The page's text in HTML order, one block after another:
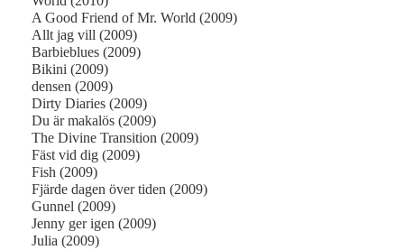
A Good Friend of Mr. World (2009)
Allt jag vill (2009)
Barbieblues (2009)
Bikini (2009)
densen (2009)
Dirty Diaries (2009)
Du är makalös (2009)
The Divine Transition (2009)
Fäst vid dig (2009)
Fish (2009)
Fjärde dagen över tiden (2009)
Gunnel (2009)
Jenny ger igen (2009)
Julia (2009)